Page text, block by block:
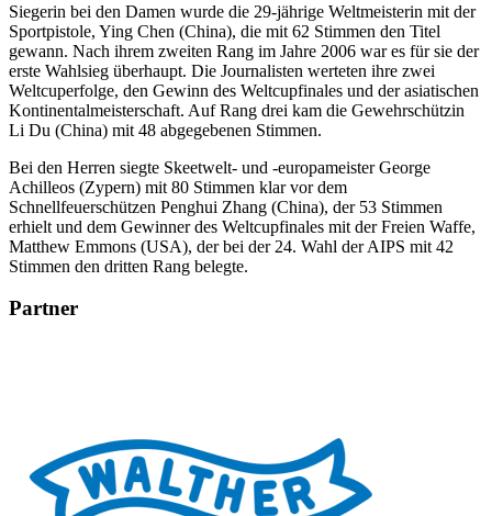
Siegerin bei den Damen wurde die 29-jährige Weltmeisterin mit der
Sportpistole, Ying Chen (China), die mit 62 Stimmen den Titel
gewann. Nach ihrem zweiten Rang im Jahre 2006 war es für sie der
erste Wahlsieg überhaupt. Die Journalisten werteten ihre zwei
Weltcuperfolge, den Gewinn des Weltcupfinales und der asiatischen
Kontinentalmeisterschaft. Auf Rang drei kam die Gewehrschützin
Li Du (China) mit 48 abgegebenen Stimmen.
Bei den Herren siegte Skeetwelt- und -europameister George
Achilleos (Zypern) mit 80 Stimmen klar vor dem
Schnellfeuerschützen Penghui Zhang (China), der 53 Stimmen
erhielt und dem Gewinner des Weltcupfinales mit der Freien Waffe,
Matthew Emmons (USA), der bei der 24. Wahl der AIPS mit 42
Stimmen den dritten Rang belegte.
Partner